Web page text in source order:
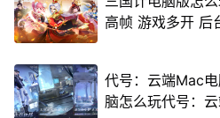
高帧 游戏多开 后
代号：云端Mac
脑怎么玩代号：